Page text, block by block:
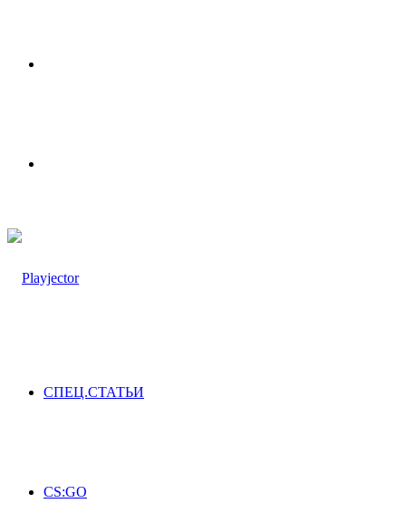
СПЕЦ.СТАТЬИ
CS:GO